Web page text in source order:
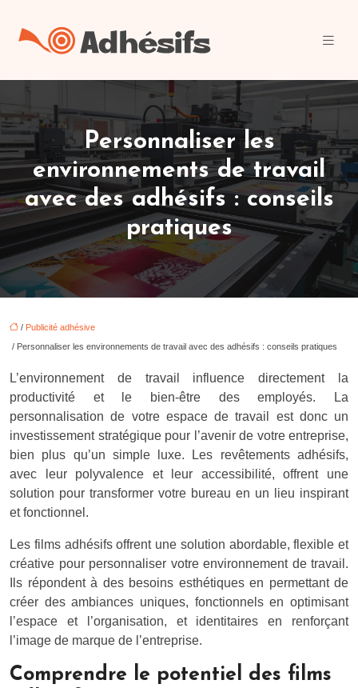
Personnaliser les
environnements de travail
avec des adhésifs : conseils
pratiques
/ Publicité adhésive
/ Personnaliser les environnements de travail avec des adhésifs : conseils pratiques
L’environnement de travail influence directement la
productivité et le bien-être des employés. La
personnalisation de votre espace de travail est donc un
investissement stratégique pour l’avenir de votre entreprise,
bien plus qu’un simple luxe. Les revêtements adhésifs,
avec leur polyvalence et leur accessibilité, offrent une
solution pour transformer votre bureau en un lieu inspirant
et fonctionnel.
Les films adhésifs offrent une solution abordable, flexible et
créative pour personnaliser votre environnement de travail.
Ils répondent à des besoins esthétiques en permettant de
créer des ambiances uniques, fonctionnels en optimisant
l’espace et l’organisation, et identitaires en renforçant
l’image de marque de l’entreprise.
Comprendre le potentiel des films